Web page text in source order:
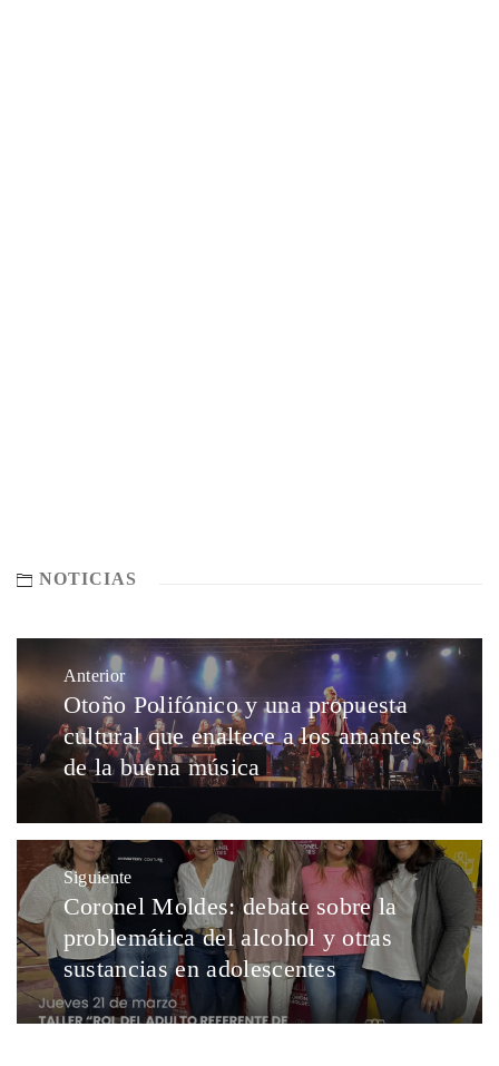
NOTICIAS
Anterior
Otoño Polifónico y una propuesta
cultural que enaltece a los amantes
de la buena música
Siguiente
Coronel Moldes: debate sobre la
problemática del alcohol y otras
sustancias en adolescentes